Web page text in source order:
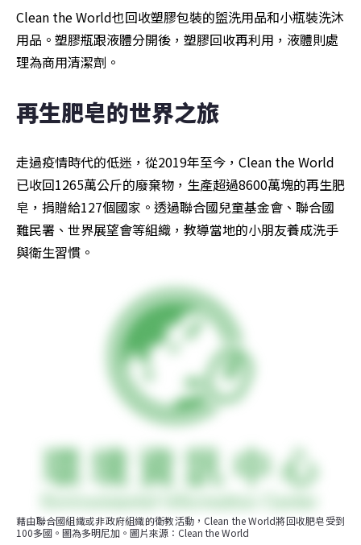
Clean the World也回收塑膠包裝的盥洗用品和小瓶裝洗沐
用品。塑膠瓶跟液體分開後，塑膠回收再利用，液體則處
理為商用清潔劑。
再生肥皂的世界之旅
走過疫情時代的低迷，從2019年至今，Clean the World
已收回1265萬公斤的廢棄物，生產超過8600萬塊的再生肥
皂，捐贈給127個國家。透過聯合國兒童基金會、聯合國
難民署、世界展望會等組織，教導當地的小朋友養成洗手
與衛生習慣。
藉由聯合國組織或非政府組織的衛教活動，Clean the World將回收肥皂受到
100多國。圖為多明尼加。圖片來源：Clean the World